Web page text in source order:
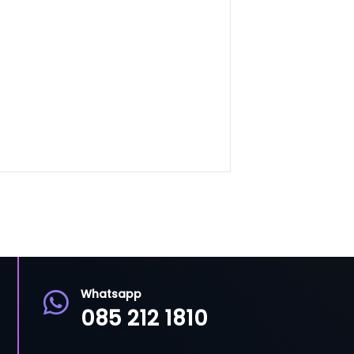
 Whatsapp
085 212 1810